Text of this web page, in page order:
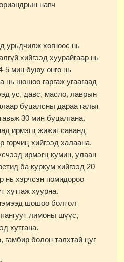
навч
урьдчилж хогноос нь
хийгээд хуурайгаар нь
5 мин буюу өнгө нь
нь шошоо гаргаж угаагаад
ус, давс, масло, лаврын
буцалсны дараа галыг
30 мин буцалгана.
ирмэгц жижиг саванд
горчиц хийгээд халаана.
ирмэгц кумин, улаан
ба куркум хийгээд 20
нь хэрчсэн помидороо
хутгаж хуурна.
шошоо болтол
лимоны шүүс,
хутгана.
болон талхтай цуг